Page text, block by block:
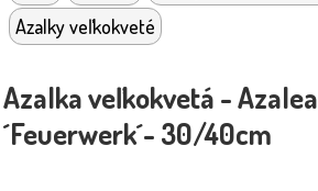
Azalky veľkokveté
Azalka veľkokvetá - Azalea
´Feuerwerk´- 30/40cm